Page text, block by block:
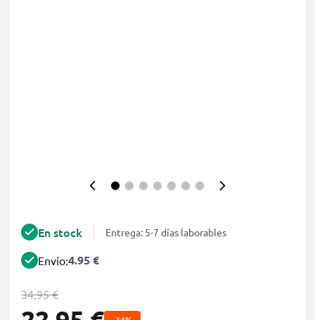
En stock Entrega: 5-7 días laborables
Envío:4.95 €
34,95 €